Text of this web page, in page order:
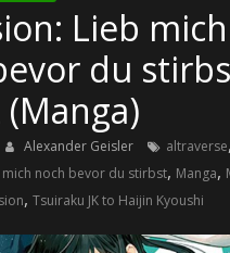
Lieb mich
du
Alexander Geisler altraverse,
mich noch bevor du stirbst, Manga,
, Tsuiraku JK to Haijin Kyoushi